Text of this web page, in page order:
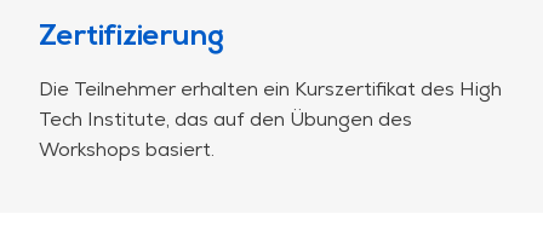
Demonstration;
Erforschung und Anwendung von Techniken zur
Energieeinsparung
Praktische Übungen 5: Energie-Benchmarking
Zertifizierung
Die Teilnehmer erhalten ein Kurszertifikat des High
Tech Institute, das auf den Übungen des
Workshops basiert.